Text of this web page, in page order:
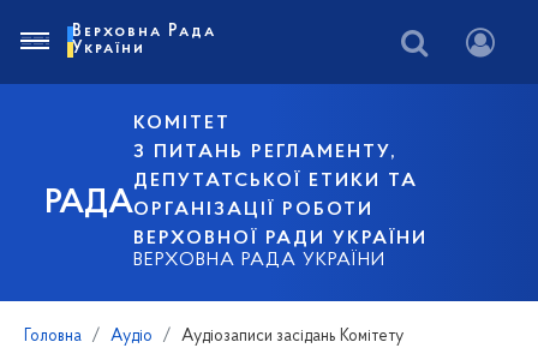
РАДА
КОМІТЕТ
З ПИТАНЬ РЕГЛАМЕНТУ,
ДЕПУТАТСЬКОЇ ЕТИКИ ТА
ОРГАНІЗАЦІЇ РОБОТИ
ВЕРХОВНОЇ РАДИ УКРАЇНИ
ВЕРХОВНА РАДА УКРАЇНИ
Верховна Рада
України
Головна Аудіо Аудіозаписи засідань Комітету